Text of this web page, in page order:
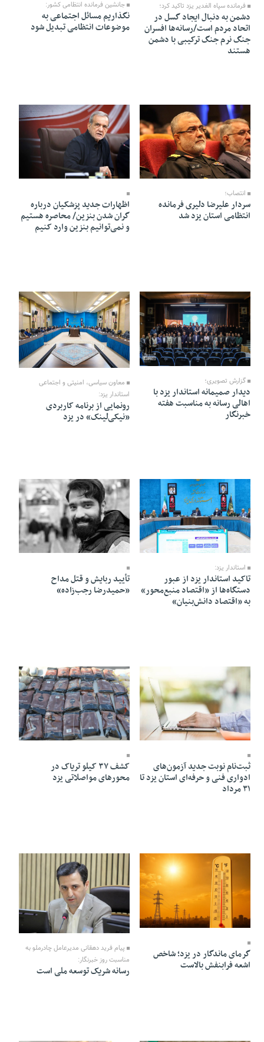
فرمانده سپاه الغدیر یزد تاکید کرد؛
دشمن به دنبال ایجاد گسل در
اتحاد مردم است/رسانه‌ها افسران
جنگ نرم جنگ ترکیبی با دشمن
هستند
جانشین فرمانده انتظامی کشور:
نگذاریم مسائل اجتماعی به
موضوعات انتظامی تبدیل شود
18 Mordad 1405 - 22:05
انتصاب؛
سردار علیرضا دلیرى فرمانده
انتظامی استان یزد شد
18 Mordad 1405 - 09:43
اظهارات جدید پزشکیان درباره
گران شدن بنزین/ محاصره هستیم
و نمی‌توانیم بنزین وارد کنیم
18 Mordad 1405 - 03:33
گزارش تصویری؛
دیدار صمیمانه استاندار یزد با
اهالی رسانه به مناسبت هفته
خبرنگار
17 Mordad 1405 - 15:20
معاون سیاسی، امنیتی و اجتماعی
استاندار یزد:
رونمایی از برنامه کاربردی
«نیکی‌لینک» در یزد
17 Mordad 1405 - 15:18
استاندار یزد:
تاکید استاندار یزد از عبور
دستگاه‌ها از «اقتصاد منبع‌محور»
به «اقتصاد دانش‌بنیان»
17 Mordad 1405 - 13:51
تأیید ربایش و قتل مداح
«حمیدرضا رجب‌زاده»
17 Mordad 1405 - 10:35
ثبت‌نام نوبت جدید آزمون‌های
ادواری فنی و حرفه‌ای استان یزد تا
٣١ مرداد
17 Mordad 1405 - 10:20
کشف ۳۷ کیلو تریاک در
محور‌های مواصلاتی یزد
17 Mordad 1405 - 10:18
گرمای ماندگار در یزد؛ شاخص
اشعه فرابنفش بالاست
17 Mordad 1405 - 10:12
پیام فرید دهقانی مدیرعامل چادرملو به
مناسبت روز خبرنگار:
رسانه شریک توسعه ملی است